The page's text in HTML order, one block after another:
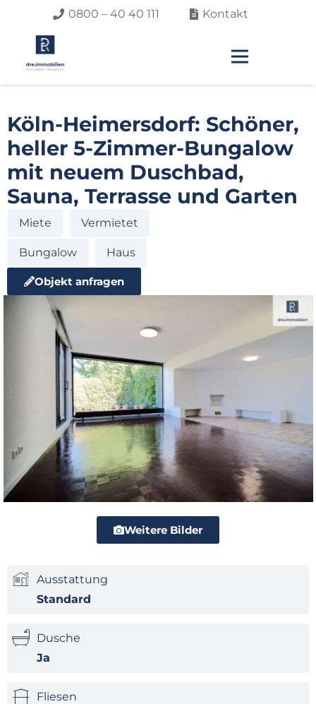
0800 – 40 40 111 Kontakt
Köln-Heimersdorf: Schöner,
heller 5-Zimmer-Bungalow
mit neuem Duschbad,
Sauna, Terrasse und Garten
Miete Vermietet
Bungalow Haus
Objekt anfragen
Weitere Bilder
Ausstattung
Standard
Dusche
Ja
Fliesen